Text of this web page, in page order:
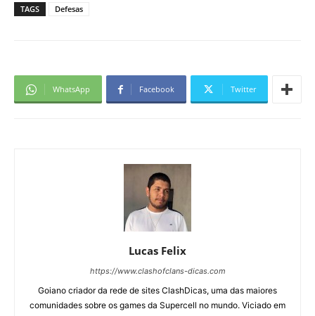
TAGS Defesas
WhatsApp Facebook Twitter
Lucas Felix
https://www.clashofclans-dicas.com
Goiano criador da rede de sites ClashDicas, uma das maiores
comunidades sobre os games da Supercell no mundo. Viciado em